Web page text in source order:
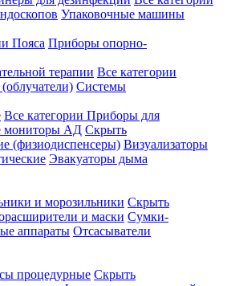
Упаковочные машины
Пояса Приборы опорно-
терапии Все категории
Системы
Все категории Приборы для
мониторы АД Скрыть
(физиодиспенсеры) Визуализаторы
Эвакуаторы дыма
и морозильники Скрыть
и маски Сумки-
аппараты Отсасыватели
процедурные Скрыть